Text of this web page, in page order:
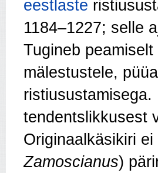
eestlaste
1184–1227; selle
Tugineb peamiselt
mälestustele,
tendentslikkusest
Originaalkäsikiri
Zamoscianus)